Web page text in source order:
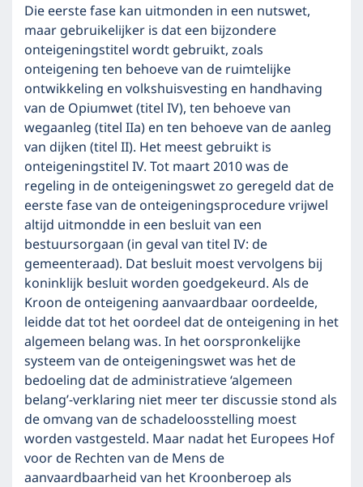
Die eerste fase kan uitmonden in een nutswet,
maar gebruikelijker is dat een bijzondere
onteigeningstitel wordt gebruikt, zoals
onteigening ten behoeve van de ruimtelijke
ontwikkeling en volkshuisvesting en handhaving
van de Opiumwet (titel IV), ten behoeve van
wegaanleg (titel IIa) en ten behoeve van de aanleg
van dijken (titel II). Het meest gebruikt is
onteigeningstitel IV. Tot maart 2010 was de
regeling in de onteigeningswet zo geregeld dat de
eerste fase van de onteigeningsprocedure vrijwel
altijd uitmondde in een besluit van een
bestuursorgaan (in geval van titel IV: de
gemeenteraad). Dat besluit moest vervolgens bij
koninklijk besluit worden goedgekeurd. Als de
Kroon de onteigening aanvaardbaar oordeelde,
leidde dat tot het oordeel dat de onteigening in het
algemeen belang was. In het oorspronkelijke
systeem van de onteigeningswet was het de
bedoeling dat de administratieve ‘algemeen
belang’-verklaring niet meer ter discussie stond als
de omvang van de schadeloosstelling moest
worden vastgesteld. Maar nadat het Europees Hof
voor de Rechten van de Mens de
aanvaardbaarheid van het Kroonberoep als